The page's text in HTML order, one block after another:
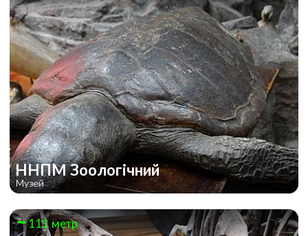
ННПМ Зоологічний
Музей
111 метр